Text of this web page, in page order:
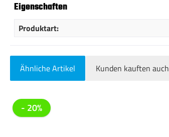
Eigenschaften
Produktart:
Ähnliche Artikel Kunden kauften auch
Produktgalerie überspringen
- 20%